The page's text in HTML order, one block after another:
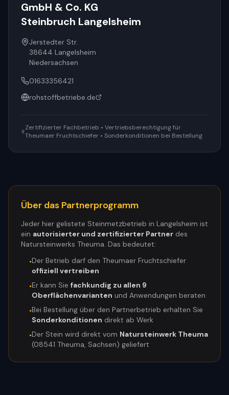
GmbH & Co. KG
Steinbruch Langelsheim
Jerstedter Str.
38644 Langelsheim
Niedersachsen
01633356421
rohstoffbetriebe.de
Zertifizierter Fachbetrieb • Vertriebsberechtigung für
Theumaer Fruchtschiefer • Sonderkonditionen bei Bestellung
Über das Partnerprogramm
Jeder hier gelistete Steinmetzbetrieb in Langelsheim ist
ein autorisierter und zertifizierter Partner des
Natursteinwerks Theuma. Das bedeutet:
•Der Betrieb darf den Theumaer Fruchtschiefer
offiziell vertreiben
•Er kann Sie fachkundig zu allen 9
Oberflächenvarianten und Anwendungen beraten
•Bei Bestellung über den Partnerbetrieb erhalten Sie
Sonderkonditionen direkt ab Werk
•Der Stein wird direkt vom Natursteinwerk Theuma
(08541 Theuma, Sachsen) geliefert